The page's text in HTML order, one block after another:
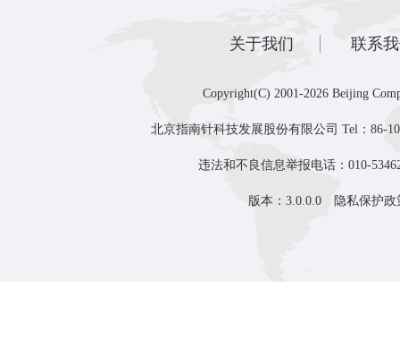
关于我们 联系
Copyright(C) 2001-2026 Beijing
北京指南针科技发展股份有限公司 Tel：86-
违法和不良信息举报电话：010-
版本：3.0.0.0 隐私保护政